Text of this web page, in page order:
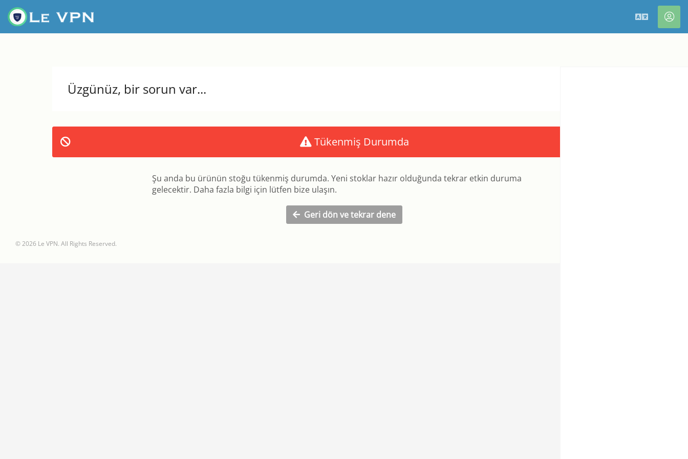
Türkçe
Üzgünüz, bir sorun var...
Tükenmiş Durumda
Şu anda bu ürünün stoğu tükenmiş durumda. Yeni stoklar hazır olduğunda tekrar etkin duruma
gelecektir. Daha fazla bilgi için lütfen bize ulaşın.
Geri dön ve tekrar dene
© 2026 Le VPN. All Rights Reserved.